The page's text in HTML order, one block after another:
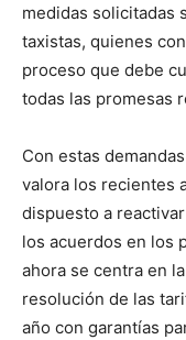
medidas solicitadas
taxistas, quienes
proceso que debe
todas las promesas
Con estas
valora los recientes
dispuesto a
los acuerdos en los
ahora se centra en
resolución de las
año con garantías